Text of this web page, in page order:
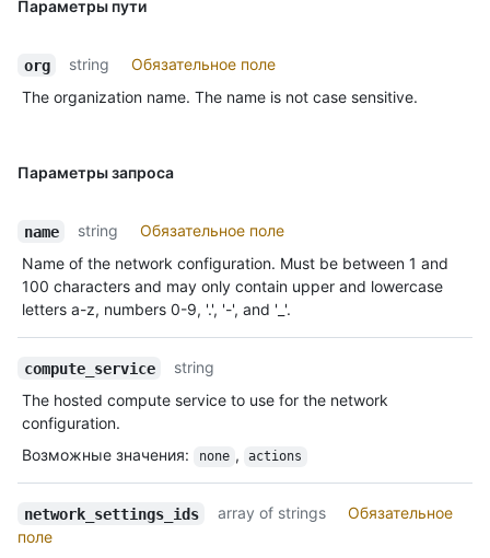
Параметры пути
org string
Обязательное поле
The organization name. The name is not case sensitive.
Параметры запроса
name string
Обязательное поле
Name of the network configuration. Must be between 1 and
100 characters and may only contain upper and lowercase
letters a-z, numbers 0-9, '.', '-', and '_'.
compute_service
string
The hosted compute service to use for the network
configuration.
Возможные значения: none , actions
network_settings_ids array of strings
Обязательное
поле